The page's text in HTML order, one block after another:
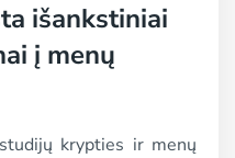
išankstiniai
į menų
krypties ir menų